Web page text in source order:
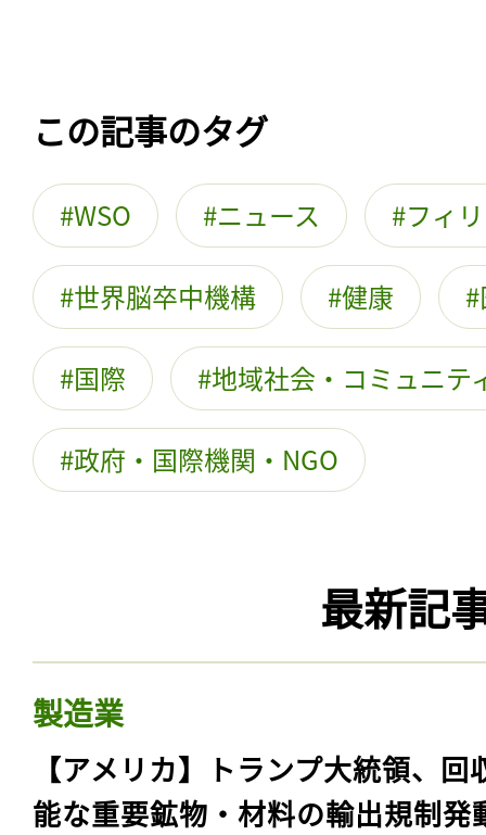
この記事のタグ
WSO ニュース フィ
世界脳卒中機構 健康
国際 地域社会・コミュニテ
政府・国際機関・NGO
最新記
製造業
【アメリカ】トランプ大統領、回
能な重要鉱物・材料の輸出規制発